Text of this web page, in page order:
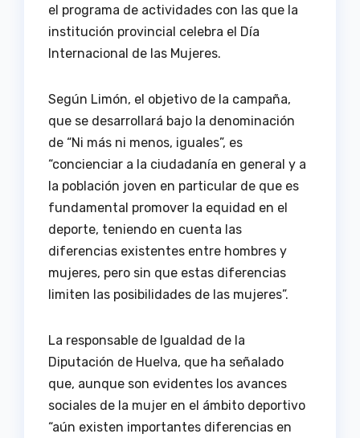
el programa de actividades con las que la
institución provincial celebra el Día
Internacional de las Mujeres.
Según Limón, el objetivo de la campaña,
que se desarrollará bajo la denominación
de “Ni más ni menos, iguales”, es
“concienciar a la ciudadanía en general y a
la población joven en particular de que es
fundamental promover la equidad en el
deporte, teniendo en cuenta las
diferencias existentes entre hombres y
mujeres, pero sin que estas diferencias
limiten las posibilidades de las mujeres”.
La responsable de Igualdad de la
Diputación de Huelva, que ha señalado
que, aunque son evidentes los avances
sociales de la mujer en el ámbito deportivo
“aún existen importantes diferencias en